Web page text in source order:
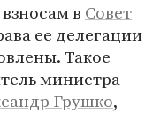
в Совет
ее делегации
Такое
министра
Грушко,